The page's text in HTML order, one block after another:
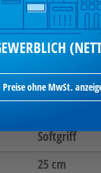
rot/schwarz
Softgriff
25 cm
Preise ohne MwSt.